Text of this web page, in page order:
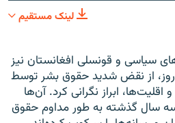
لینک مستقیم
سیاسی و قونسلی افغانستان نیز
روز، از نقض شدید حقوق بشر توسط
اقلیت‌ها، ابراز نگرانی کرد. آن‌ها
سه سال گذشته به طور مداوم حقوق